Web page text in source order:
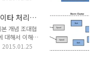
Storm의 병렬
과 Bolt를
도록 한
의 병렬 처
한다.
타 처리
개념 조대협
해서 이해하
서 알아보고
2015.01.25